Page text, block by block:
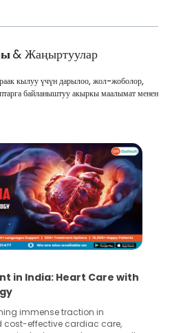
& Жаңыртуулар
кылуу үчүн дарылоо, жол-жоболор,
байланыштуу акыркы маалымат менен
in India: Heart Care with
immense traction in
effective cardiac care,